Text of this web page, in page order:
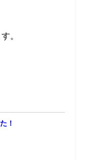
。
！